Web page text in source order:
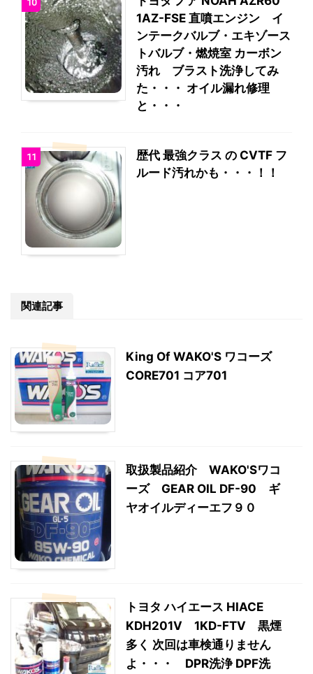
10
1AZ-FSE 直噴エンジン イ
ンテークバルブ・エキゾース
トバルブ・燃焼室 カーボン
汚れ ブラスト洗浄してみ
た・・・ オイル漏れ修理
と・・・
11
歴代 最強クラス の CVTF フ
ルード汚れかも・・・！！
関連記事
King Of WAKO'S ワコーズ
CORE701 コア701
取扱製品紹介 WAKO'Sワコ
ーズ GEAR OIL DF-90 ギ
ヤオイルディーエフ９０
トヨタ ハイエース HIACE
KDH201V 1KD-FTV 黒煙
多く 次回は車検通りません
よ・・・ DPR洗浄 DPF洗